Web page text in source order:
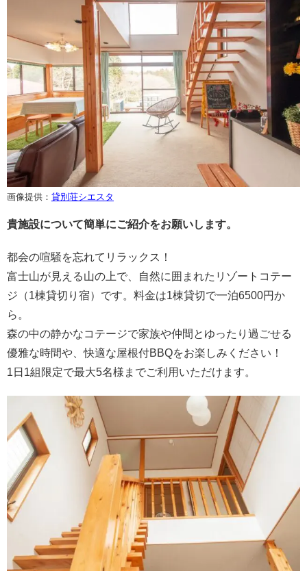
画像提供： 貸別荘シエスタ
貴施設について簡単にご紹介をお願いします。
都会の喧騒を忘れてリラックス！
富士山が見える山の上で、自然に囲まれたリゾートコテー
ジ（1棟貸切り宿）です。料金は1棟貸切で一泊6500円か
ら。
森の中の静かなコテージで家族や仲間とゆったり過ごせる
優雅な時間や、快適な屋根付BBQをお楽しみください！
1日1組限定で最大5名様までご利用いただけます。